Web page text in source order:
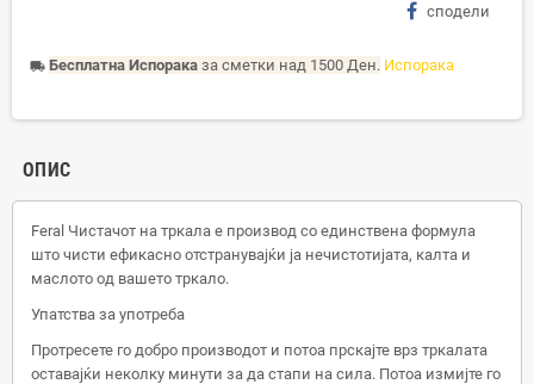
сподели
local_shipping Бесплатна Испорака за сметки над 1500 Ден. Испорака
ОПИС
Feral Чистачот на тркала е производ со единствена формула
што чисти ефикасно отстранувајќи ја нечистотијата, калта и
маслото од вашето тркало.
Упатства за употреба
Протресете го добро производот и потоа прскајте врз тркалата
оставајќи неколку минути за да стапи на сила. Потоа измијте го